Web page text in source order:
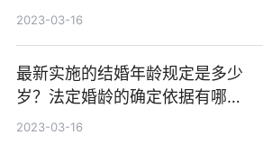
2023-03-16
最新实施的结婚年龄规定是多少
岁？法定婚龄的确定依据有哪
些？
2023-03-16